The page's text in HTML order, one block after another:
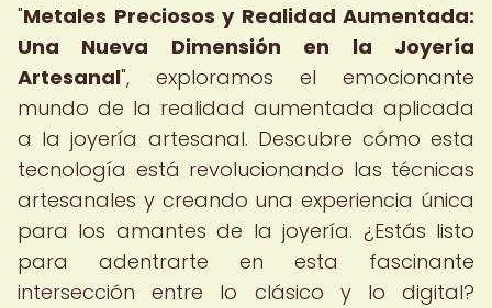
"Metales Preciosos y Realidad Aumentada:
Una Nueva Dimensión en la Joyería
Artesanal", exploramos el emocionante
mundo de la realidad aumentada aplicada
a la joyería artesanal. Descubre cómo esta
tecnología está revolucionando las técnicas
artesanales y creando una experiencia única
para los amantes de la joyería. ¿Estás listo
para adentrarte en esta fascinante
intersección entre lo clásico y lo digital?